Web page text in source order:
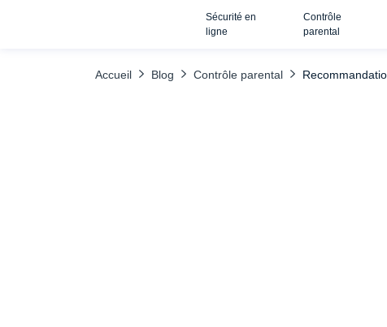
Sécurité en
ligne
Contrôle
parental
Accueil Blog Contrôle parental
TABLE DES MATIÈRES
Que se passe-t-il si vos enfants ignorent les